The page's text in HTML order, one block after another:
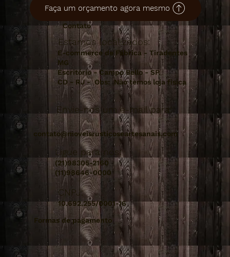
Faça um orçamento agora mesmo
Contato
Estamos localizados:
E-commerce de Fábrica - Tiradentes
MG
Escritório - Campo Bello - SP.
CD - RJ - Obs: Não temos loja fisica
Envie-nos um e-mail para:
contato@moveisrusticoseartesanais.com
Ligue para nós:
(21)98305-2160
(11)98646-0000
CNPJ:
10.692.255/0001-16
Formas de pagamento